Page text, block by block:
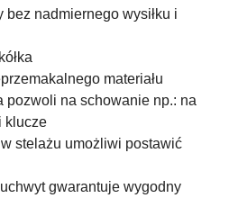
nadmiernego wysiłku i
materiału
pozwoli na schowanie np.: na
klucze
stelażu umożliwi postawić
gwarantuje wygodny